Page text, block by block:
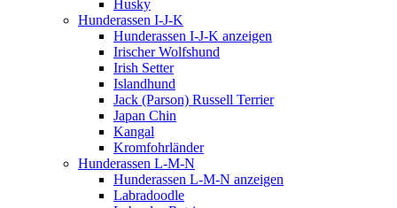
Husky
Hunderassen I-J-K
Hunderassen I-J-K anzeigen
Irischer Wolfshund
Irish Setter
Islandhund
Jack (Parson) Russell Terrier
Japan Chin
Kangal
Kromfohrländer
Hunderassen L-M-N
Hunderassen L-M-N anzeigen
Labradoodle